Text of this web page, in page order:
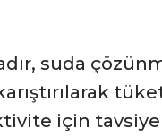
suda
için tavsiye